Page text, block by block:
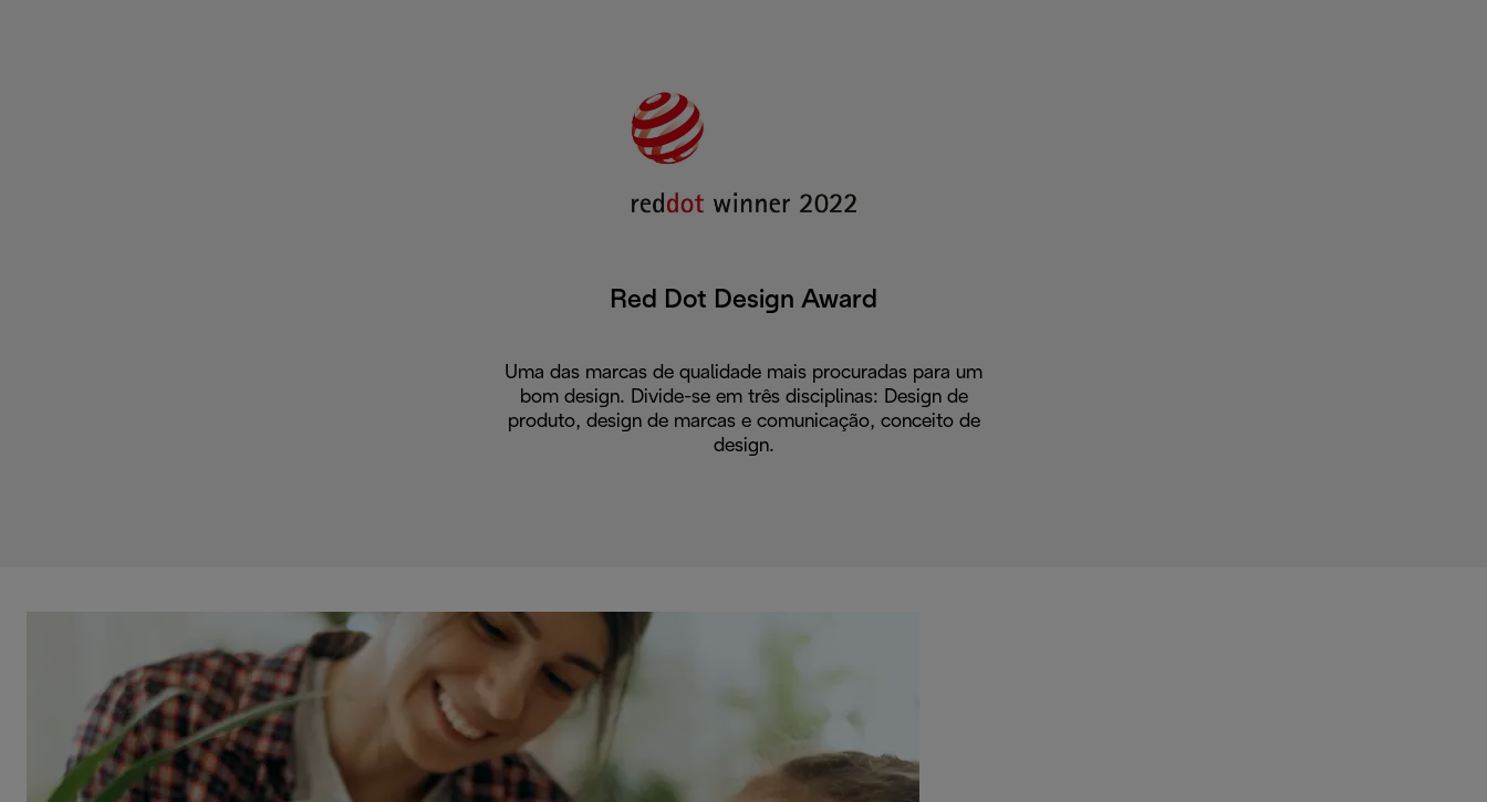
Red Dot Design Award
Uma das marcas de qualidade mais procuradas para um
bom design. Divide-se em três disciplinas: Design de
produto, design de marcas e comunicação, conceito de
design.